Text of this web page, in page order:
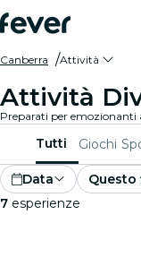
Canberra Attività
Attività
Tutti Giochi
Data Questo
7 esperienze